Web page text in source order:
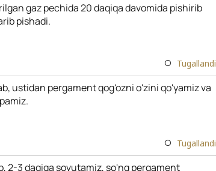
gaz pechida 20 daqiqa davomida pishirib
pishadi.
Tugallandi
ustidan pergament qog'ozni o'zini qo'yamiz va
Tugallandi
2-3 daqiqa sovutamiz, so'ng pergament